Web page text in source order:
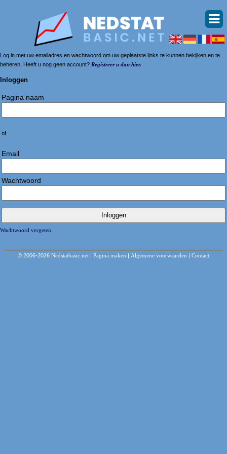
Log in met uw emailadres en wachtwoord om uw geplaatste links te kunnen bekijken en te
beheren. Heeft u nog geen account? Registreer u dan hier.
Inloggen
Pagina naam
of
Email
Wachtwoord
Wachtwoord vergeten
© 2006-2026 Nedstatbasic.net | Pagina maken | Algemene voorwaarden | Contact